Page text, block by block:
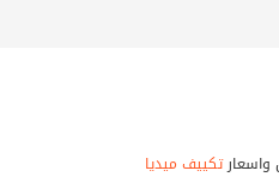
واسعارتكييف ميديا